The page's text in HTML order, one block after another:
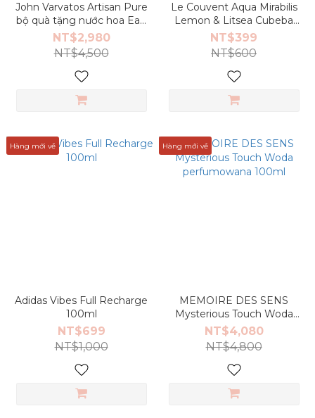
John Varvatos Artisan Pure
bộ quà tặng nước hoa Eau
de Toilette (nước hoa
EDT125ml + 15ml + Classic
(or Vintage) 15ml)
125ml/15ml/15ml
NT$2,980
NT$4,500
Le Couvent Aqua Mirabilis
Lemon & Litsea Cubeba
nước hoa EDT 10ml
NT$399
NT$600
Hàng mới về
Adidas Vibes Full Recharge
100ml
NT$699
NT$1,000
Hàng mới về
MEMOIRE DES SENS
Mysterious Touch Woda
perfumowana 100ml
NT$4,080
NT$4,800